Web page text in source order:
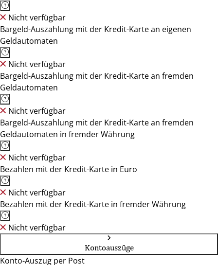
Nicht verfügbar
Bargeld-Auszahlung mit der Kredit-Karte an eigenen
Geldautomaten
Nicht verfügbar
Bargeld-Auszahlung mit der Kredit-Karte an fremden
Geldautomaten
Nicht verfügbar
Bargeld-Auszahlung mit der Kredit-Karte an fremden
Geldautomaten in fremder Währung
Nicht verfügbar
Bezahlen mit der Kredit-Karte in Euro
Nicht verfügbar
Bezahlen mit der Kredit-Karte in fremder Währung
Nicht verfügbar
Kontoauszüge
Konto-Auszug per Post